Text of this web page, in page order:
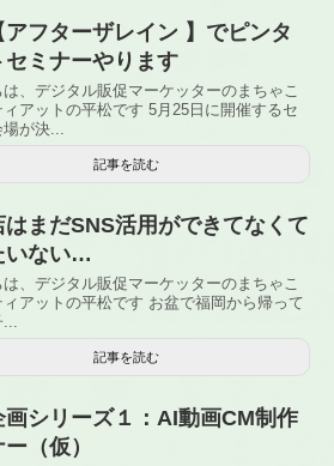
アフターザレイン 】でピンタ
セミナーやります
は、デジタル販促マーケッターのまちゃこ
ィアットの平松です 5月25日に開催するセ
場が決...
記事を読む
はまだSNS活用ができてなくて
いない…
は、デジタル販促マーケッターのまちゃこ
ィアットの平松です お盆で福岡から帰って
...
記事を読む
画シリーズ１：AI動画CM制作
（仮）